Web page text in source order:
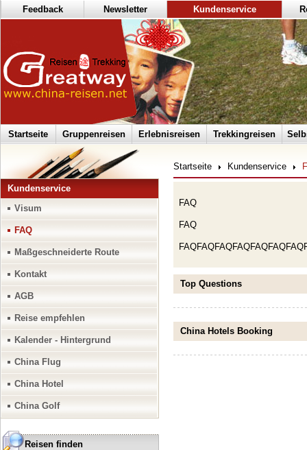
Feedback Newsletter Kundenservice
Startseite Gruppenreisen Erlebnisreisen Trekkingreisen
Kundenservice
Visum
FAQ
Maßgeschneiderte Route
Kontakt
AGB
Reise empfehlen
Kalender - Hintergrund
China Flug
China Hotel
China Golf
Reisen finden
Startseite Kundenservice
FAQ
FAQ
Top Questions
China Hotels Booking